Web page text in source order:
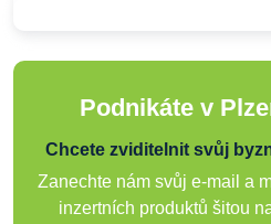
Podnikáte v
Chcete zviditelnit svůj
Zanechte nám svůj e-mail a
inzertních produktů šitou